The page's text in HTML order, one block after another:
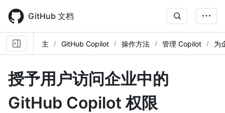
main
content
GitHub 文档
主 GitHub Copilot 操作方法 管理 Copilot 为
授予用户访问企业中的
GitHub Copilot 权限